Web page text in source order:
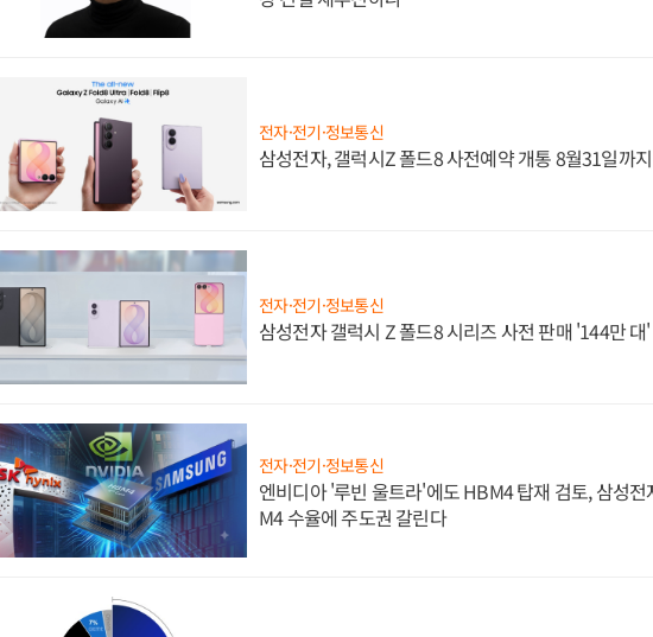
전자·전기·정보통신
삼성전자, 갤럭시Z 폴드8 사전예약 개통 8월31일까
전자·전기·정보통신
삼성전자 갤럭시 Z 폴드8 시리즈 사전 판매 '144만 대
전자·전기·정보통신
엔비디아 '루빈 울트라'에도 HBM4 탑재 검토, 삼성전
M4 수율에 주도권 갈린다